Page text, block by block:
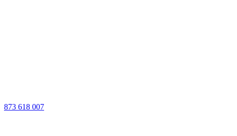
873 618 007